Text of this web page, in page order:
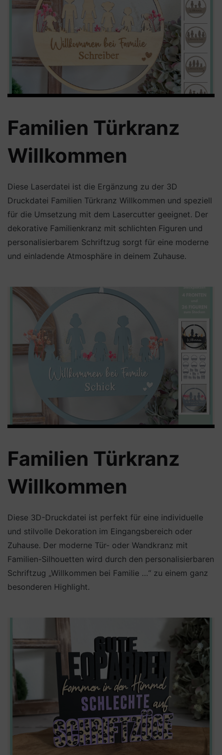
Familien Türkranz
Willkommen
Diese Laserdatei ist die Ergänzung zu der 3D
Druckdatei Familien Türkranz Willkommen und speziell
für die Umsetzung mit dem Lasercutter geeignet. Der
dekorative Familienkranz mit schlichten Figuren und
personalisierbarem Schriftzug sorgt für eine moderne
und einladende Atmosphäre in deinem Zuhause.
Familien Türkranz
Willkommen
Diese 3D-Druckdatei ist perfekt für eine individuelle
und stilvolle Dekoration im Eingangsbereich oder
Zuhause. Der moderne Tür- oder Wandkranz mit
Familien-Silhouetten wird durch den personalisierbaren
Schriftzug „Willkommen bei Familie …“ zu einem ganz
besonderen Highlight.